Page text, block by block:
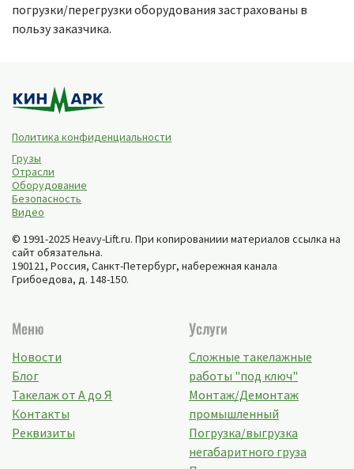
погрузки/перегрузки оборудования застрахованы в
пользу заказчика.
Политика конфиденциальности
Грузы
Отрасли
Оборудование
Безопасность
Видео
© 1991-2025 Heavy-Lift.ru. При копированиии материалов ссылка на
сайт обязательна.
190121, Россия, Санкт-Петербург, набережная канала
Грибоедова, д. 148-150.
Меню
Новости
Блог
Такелаж от А до Я
Контакты
Реквизиты
Услуги
Сложные такелажные
работы "под ключ"
Монтаж/Демонтаж
промышленный
Погрузка/выгрузка
негабаритного груза